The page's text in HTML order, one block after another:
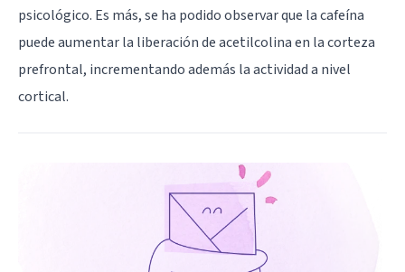
psicológico. Es más, se ha podido observar que la cafeína
puede aumentar la liberación de acetilcolina en la corteza
prefrontal, incrementando además la actividad a nivel
cortical.